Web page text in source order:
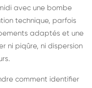
avec une bombe
technique, parfois
adaptés et une
ni piqûre, ni dispersion
comment identifier